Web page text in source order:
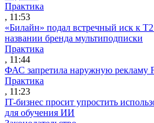
Практика
, 11:53
«Билайн» подал встречный иск к Т2
названии бренда мультиподписки
Практика
, 11:44
ФАС запретила наружную рекламу
Практика
, 11:23
IT-бизнес просит упростить
для обучения ИИ